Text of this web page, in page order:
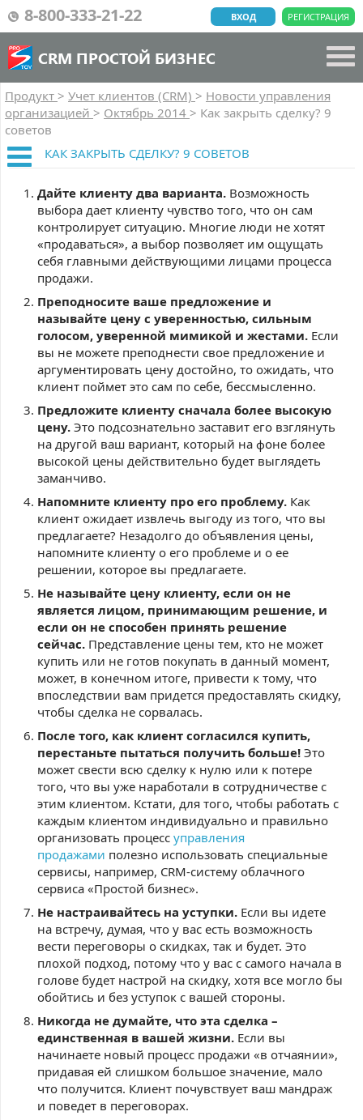
8-800-333-21-22 РЕГИСТРАЦИЯ
ВХОД
CRM ПРОСТОЙ БИЗНЕС
Продукт > Учет клиентов (CRM) > Новости управления
организацией > Октябрь 2014 > Как закрыть сделку? 9
советов
КАК ЗАКРЫТЬ СДЕЛКУ? 9 СОВЕТОВ
Дайте клиенту два варианта. Возможность
выбора дает клиенту чувство того, что он сам
контролирует ситуацию. Многие люди не хотят
«продаваться», а выбор позволяет им ощущать
себя главными действующими лицами процесса
продажи.
Преподносите ваше предложение и
называйте цену с уверенностью, сильным
голосом, уверенной мимикой и жестами. Если
вы не можете преподнести свое предложение и
аргументировать цену достойно, то ожидать, что
клиент поймет это сам по себе, бессмысленно.
Предложите клиенту сначала более высокую
цену. Это подсознательно заставит его взглянуть
на другой ваш вариант, который на фоне более
высокой цены действительно будет выглядеть
заманчиво.
Напомните клиенту про его проблему. Как
клиент ожидает извлечь выгоду из того, что вы
предлагаете? Незадолго до объявления цены,
напомните клиенту о его проблеме и о ее
решении, которое вы предлагаете.
Не называйте цену клиенту, если он не
является лицом, принимающим решение, и
если он не способен принять решение
сейчас. Представление цены тем, кто не может
купить или не готов покупать в данный момент,
может, в конечном итоге, привести к тому, что
впоследствии вам придется предоставлять скидку,
чтобы сделка не сорвалась.
После того, как клиент согласился купить,
перестаньте пытаться получить больше! Это
может свести всю сделку к нулю или к потере
того, что вы уже наработали в сотрудничестве с
этим клиентом. Кстати, для того, чтобы работать с
каждым клиентом индивидуально и правильно
организовать процесс управления
продажами полезно использовать специальные
сервисы, например, CRM-систему облачного
сервиса «Простой бизнес».
Не настраивайтесь на уступки. Если вы идете
на встречу, думая, что у вас есть возможность
вести переговоры о скидках, так и будет. Это
плохой подход, потому что у вас с самого начала в
голове будет настрой на скидку, хотя все могло бы
обойтись и без уступок с вашей стороны.
Никогда не думайте, что эта сделка –
единственная в вашей жизни. Если вы
начинаете новый процесс продажи «в отчаянии»,
придавая ей слишком большое значение, мало
что получится. Клиент почувствует ваш мандраж
и поведет в переговорах.